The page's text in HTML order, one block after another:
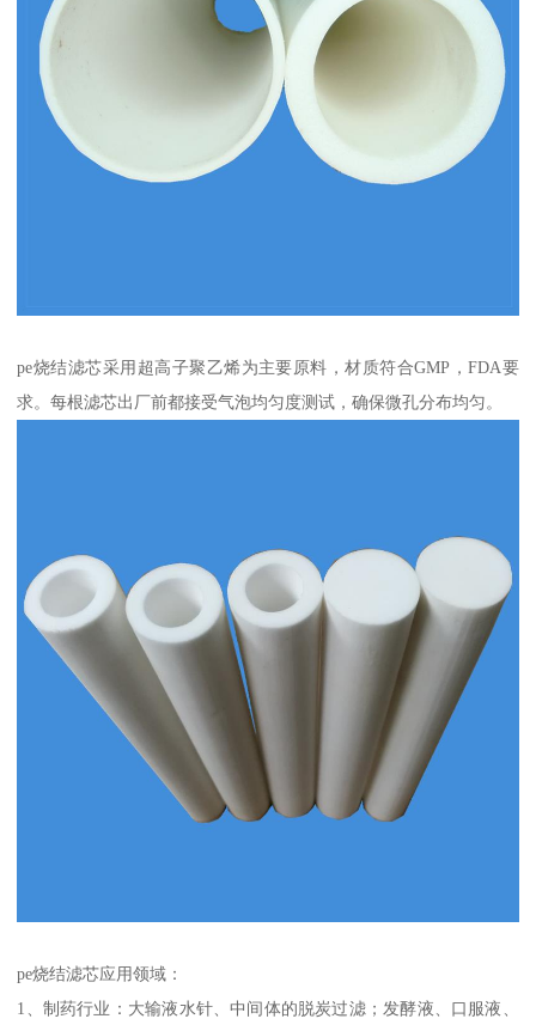
pe烧结滤芯采用超高子聚乙烯为主要原料，材质符合GMP，FDA要
求。每根滤芯出厂前都接受气泡均匀度测试，确保微孔分布均匀。
pe烧结滤芯应用领域：
1、制药行业：大输液水针、中间体的脱炭过滤；发酵液、口服液、